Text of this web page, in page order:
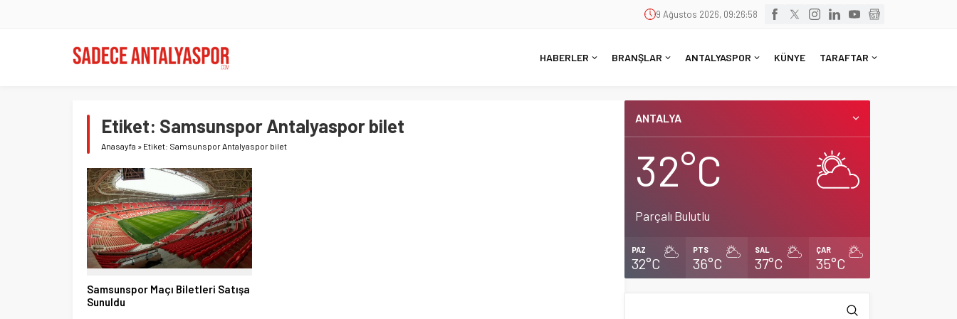
9 Ağustos 2026, 09:26:59
HABERLER BRANŞLAR ANTALYASPOR KÜNYE TARAFTAR
Etiket: Samsunspor Antalyaspor bilet
Anasayfa » Etiket: Samsunspor Antalyaspor bilet
Samsunspor Maçı Biletleri Satışa
Sunuldu
ANTALYA
32°C
Parçalı Bulutlu
PAZ
32°C
PTS
36°C
SAL
37°C
ÇAR
35°C